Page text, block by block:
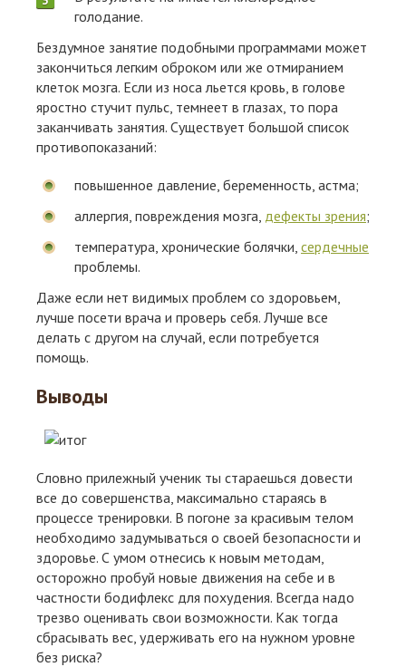
голодание.
Бездумное занятие подобными программами может
закончиться легким оброком или же отмиранием
клеток мозга. Если из носа льется кровь, в голове
яростно стучит пульс, темнеет в глазах, то пора
заканчивать занятия. Существует большой список
противопоказаний:
повышенное давление, беременность, астма;
аллергия, повреждения мозга, дефекты зрения;
температура, хронические болячки, сердечные
проблемы.
Даже если нет видимых проблем со здоровьем,
лучше посети врача и проверь себя. Лучше все
делать с другом на случай, если потребуется
помощь.
Выводы
Словно прилежный ученик ты стараешься довести
все до совершенства, максимально стараясь в
процессе тренировки. В погоне за красивым телом
необходимо задумываться о своей безопасности и
здоровье. С умом отнесись к новым методам,
осторожно пробуй новые движения на себе и в
частности бодифлекс для похудения. Всегда надо
трезво оценивать свои возможности. Как тогда
сбрасывать вес, удерживать его на нужном уровне
без риска?